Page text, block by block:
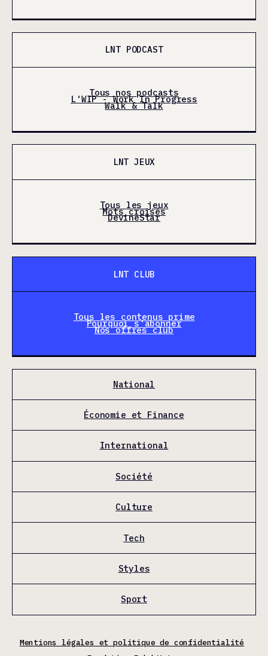
LNT PODCAST
Tous nos podcasts
L'WIP - Work In Progress
Walk & Talk
LNT JEUX
Tous les jeux
Mots croisés
DevineStar
LNT CLUB
Tous les contenus prime
Pourquoi s'abonner
Nos offres club
National
Économie et Finance
International
Société
Culture
Tech
Styles
Sport
Mentions légales et politique de confidentialité